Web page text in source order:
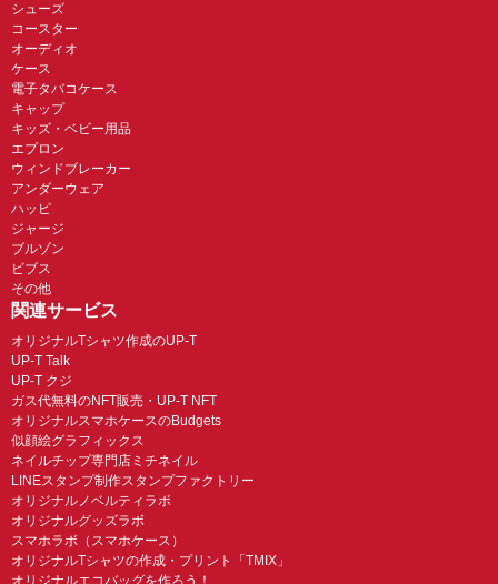
シューズ
コースター
オーディオ
ケース
電子タバコケース
キャップ
キッズ・ベビー用品
エプロン
ウィンドブレーカー
アンダーウェア
ハッピ
ジャージ
ブルゾン
ビブス
その他
関連サービス
オリジナルTシャツ作成のUP-T
UP-T Talk
UP-T クジ
ガス代無料のNFT販売・UP-T NFT
オリジナルスマホケースのBudgets
似顔絵グラフィックス
ネイルチップ専門店ミチネイル
LINEスタンプ制作スタンプファクトリー
オリジナルノベルティラボ
オリジナルグッズラボ
スマホラボ（スマホケース）
オリジナルTシャツの作成・プリント「TMIX」
オリジナルエコバッグを作ろう！